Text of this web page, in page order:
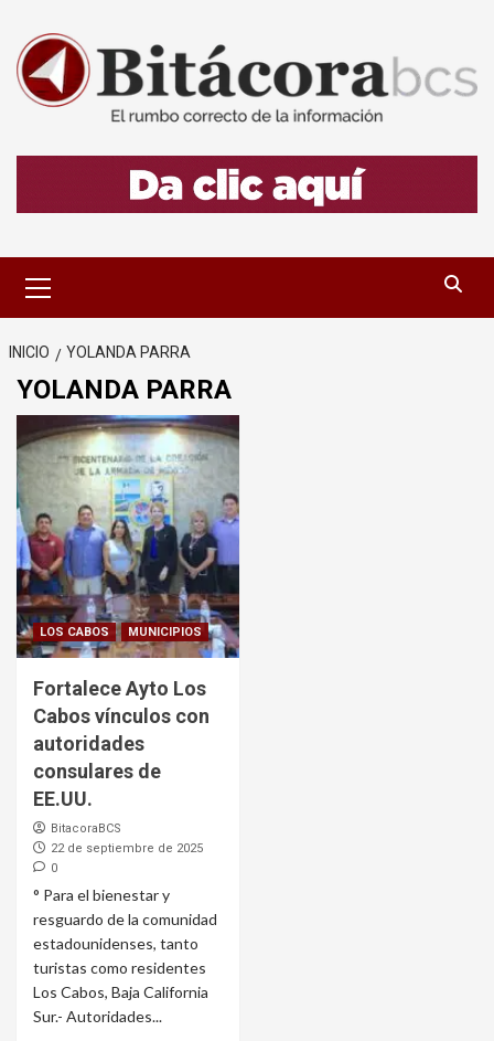
contenido
primario
INICIO YOLANDA PARRA
YOLANDA PARRA
LOS CABOS MUNICIPIOS
Fortalece Ayto Los
Cabos vínculos con
autoridades
consulares de
EE.UU.
BitacoraBCS
22 de septiembre de 2025
0
° Para el bienestar y
resguardo de la comunidad
estadounidenses, tanto
turistas como residentes
Los Cabos, Baja California
Sur.- Autoridades...